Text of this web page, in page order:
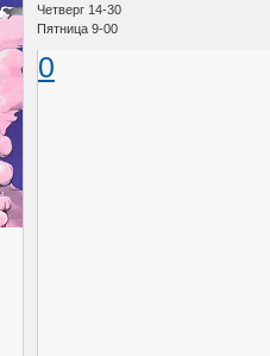
Четверг 14-30
Пятница 9-00
0